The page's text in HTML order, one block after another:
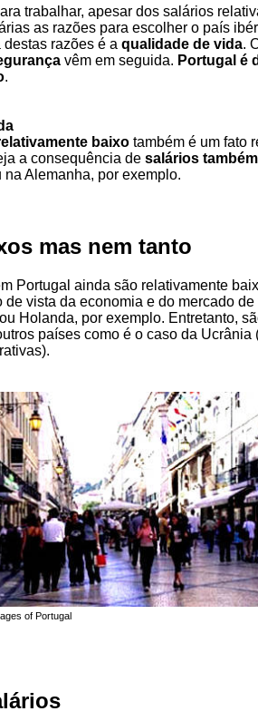
trabalhar, apesar dos salários
as razões para escolher o país
destas razões é a qualidade de vida.
vêm em seguida. Portugal é
.
baixo também é um fato
a consequência de salários
Alemanha, por exemplo.
mas nem tanto
Portugal ainda são relativamente
de vista da economia e do mercado
Holanda, por exemplo. Entretanto,
países como é o caso da Ucrânia
of Portugal